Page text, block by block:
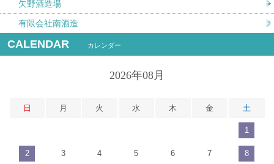
矢野酒造場
有限会社南酒造
CALENDAR カレンダー
2026年08月
日 月 火 水 木 金 土
1
2 3 4 5 6 7 8